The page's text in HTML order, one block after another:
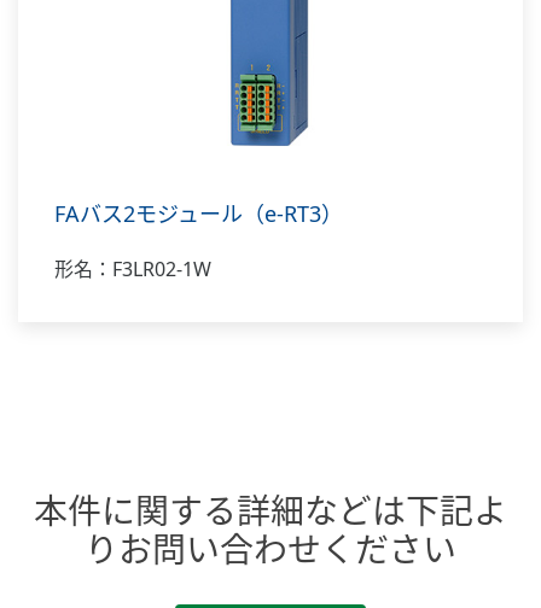
FAバス2モジュール（e-RT3）
形名：F3LR02-1W
本件に関する詳細などは下記よ
りお問い合わせください